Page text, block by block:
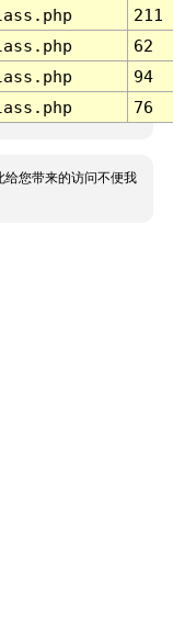
211
62
94
76
给您带来的访问不便我